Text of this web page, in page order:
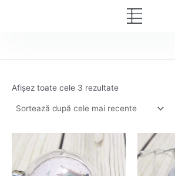
Menu
Afișez toate cele 3 rezultate
după
cele
mai